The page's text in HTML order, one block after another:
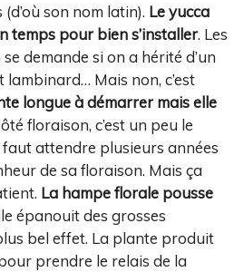
son nom latin). Le yucca
temps pour bien s’installer. Les
demande si on a hérité d’un
Mais non, c’est
longue à démarrer mais elle
floraison, c’est un peu le
attendre plusieurs années
de sa floraison. Mais ça
La hampe florale pousse
épanouit des grosses
bel effet. La plante produit
prendre le relais de la